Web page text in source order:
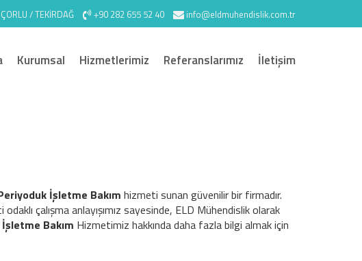
/ TEKİRDAĞ +90 282 655 52 40 info@eldmuhendislik.com.tr
Kurumsal Hizmetlerimiz Referanslarımız İletişim
İşletme Bakımhizmeti sunan güvenilir bir firmadır.
çalışma anlayışımız sayesinde, ELD Mühendislik olarak
Bakım Hizmetimiz hakkında daha fazla bilgi almak için